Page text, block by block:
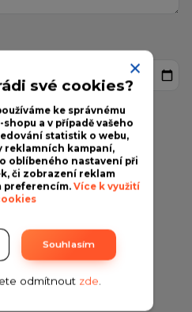
své cookies?
ke správnému
a v případě vašeho
statistik o webu,
reklamních kampaní,
oblíbeného nastavení při
či zobrazení reklam
preferencím. Více k využití
Souhlasím
odmítnout zde.